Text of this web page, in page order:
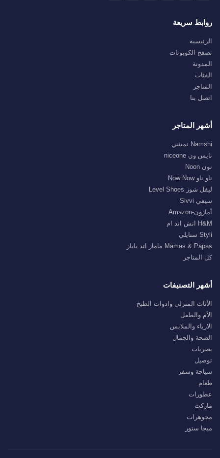
روابط سريعة
الرئيسية
تصفح الكوبونات
المدونة
الفئات
المتاجر
اتصل بنا
أشهر المتاجر
Namshi نمشي
نايس ون niceone
نون Noon
ناو ناو Now Now
ليفل شوز Level Shoes
سيفي Sivvi
أمازون-Amazon
H&M اتش اند ام
Styli ستايلي
Mamas & Papas ماماز اند باباز
كل المتاجر
أشهر التصنيفات
الأثاث المنزلي وادوات الطبخ
الأم والطفل
الازياء والملابس
الصحة والجمال
بصريات
توصيل
سياحة وسفر
طعام
عطورات
ماركت
مجوهرات
ميجا ستور